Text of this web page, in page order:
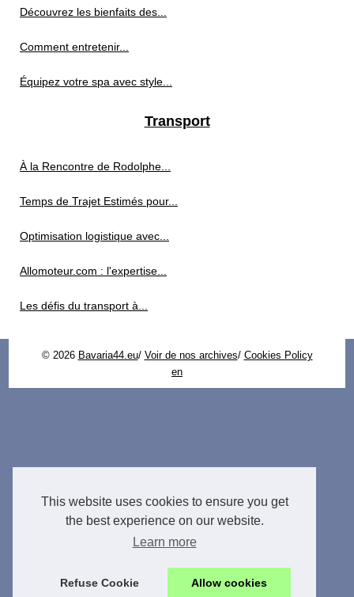
This website uses cookies to ensure you get
the best experience on our website.
Learn more
Refuse Cookie Allow cookies
Découvrez les bienfaits des...
Comment entretenir...
Équipez votre spa avec style...
Transport
À la Rencontre de Rodolphe...
Temps de Trajet Estimés pour...
Optimisation logistique avec...
Allomoteur.com : l'expertise...
Les défis du transport à...
© 2026 Bavaria44.eu/ Voir de nos archives/ Cookies Policy
en